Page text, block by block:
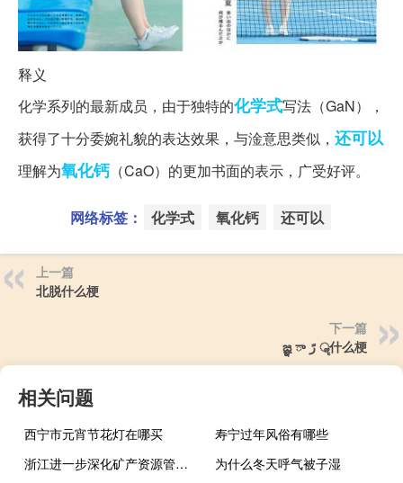
释义
化学系列的最新成员，由于独特的化学式写法（GaN），
获得了十分委婉礼貌的表达效果，与淦意思类似， 还可以
理解为氧化钙 （CaO）的更加书面的表示，广受好评。
网络标签： 化学式 氧化钙 还可以
上一篇
北脱什么梗
下一篇
జ్ఞ ా رً ॣ什么梗
相关问题
西宁市元宵节花灯在哪买
寿宁过年风俗有哪些
浙江进一步深化矿产资源管理改革
为什么冬天呼气被子湿